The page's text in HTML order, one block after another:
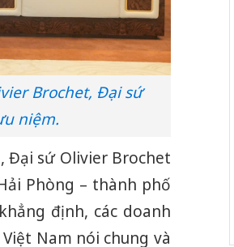
Brochet, Đại sứ
niệm.
Đại sứ Olivier Brochet
Phòng – thành phố
định, các doanh
Nam nói chung và
Thanh Hóa: Tìm bị
hại trong vụ án buôn
bán bình sữa
Moyuum giả
bán hàng giả tại Phú
Quốc ra đầu thú